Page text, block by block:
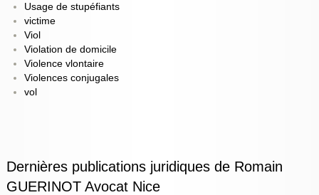
Usage de stupéfiants
victime
Viol
Violation de domicile
Violence vlontaire
Violences conjugales
vol
Dernières publications juridiques de Romain
GUERINOT Avocat Nice